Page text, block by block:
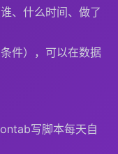
、什么时间、做了
件），可以在数据
写脚本每天自